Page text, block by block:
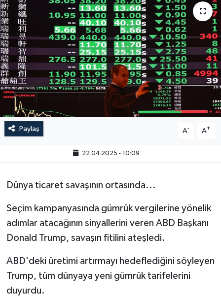
Paylaş A- A+
22.04.2025 - 10:09
Dünya ticaret savaşının ortasında...
Seçim kampanyasında gümrük vergilerine yönelik
adımlar atacağının sinyallerini veren ABD Başkanı
Donald Trump, savaşın fitilini ateşledi.
ABD'deki üretimi artırmayı hedeflediğini söyleyen
Trump, tüm dünyaya yeni gümrük tarifelerini
duyurdu.